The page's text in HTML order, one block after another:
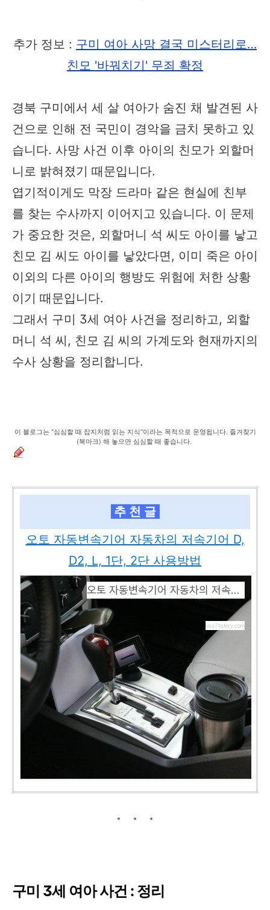
추가 정보 : 구미 여아 사망 결국 미스터리로…
친모 '바꿔치기' 무죄 확정
경북 구미에서 세 살 여아가 숨진 채 발견된 사
건으로 인해 전 국민이 경악을 금치 못하고 있
습니다. 사망 사건 이후 아이의 친모가 외할머
니로 밝혀졌기 때문입니다.
엽기적이게도 막장 드라마 같은 현실에 친부
를 찾는 수사까지 이어지고 있습니다. 이 문제
가 중요한 것은, 외할머니 석 씨도 아이를 낳고
친모 김 씨도 아이를 낳았다면, 이미 죽은 아이
이외의 다른 아이의 행방도 위험에 처한 상황
이기 때문입니다.
그래서 구미 3세 여아 사건을 정리하고, 외할
머니 석 씨, 친모 김 씨의 가계도와 현재까지의
수사 상황을 정리합니다.
이 블로그는 "심심할 때 잡지처럼 읽는 지식"이라는 목적으로 운영됩니다. 즐겨찾기
(북마크) 해 놓으면 심심할 때 좋습니다.
추 천 글
오토 자동변속기어 자동차의 저속기어 D,
D2, L, 1단, 2단 사용방법
오토 자동변속기어 자동차의 저속기어 D, D2, L, 1단, 2단 사용방법
kiss7.tistory.com
구미 3세 여아 사건 : 정리